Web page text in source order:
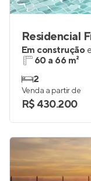
Residencial
Em construção
60 a 66 m²
2
Venda a partir de
R$ 430.200